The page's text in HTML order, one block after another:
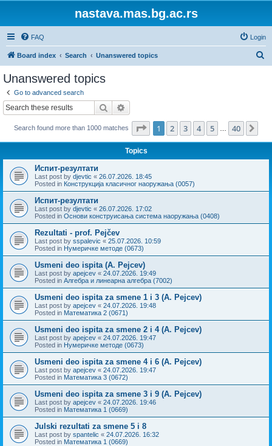
nastava.mas.bg.ac.rs
FAQ Login
Board index Search Unanswered topics
Unanswered topics
Go to advanced search
Search
Search found more than 1000 matches Page 1of 40
1 2 3 4 5 40
Topics
Испит-резултати
Last post by djevtic « 26.07.2026. 18:45
Posted in Конструкција класичног наоружања (0057)
Испит-резултати
Last post by djevtic « 26.07.2026. 17:02
Posted in Основи конструисања система наоружања (0408)
Rezultati - prof. Pejčev
Last post by sspalevic « 25.07.2026. 10:59
Posted in Нумеричке методе (0673)
Usmeni deo ispita (A. Pejcev)
Last post by apejcev « 24.07.2026. 19:49
Posted in Алгебра и линеарна алгебра (7002)
Usmeni deo ispita za smene 1 i 3 (A. Pejcev)
Last post by apejcev « 24.07.2026. 19:48
Posted in Математика 2 (0671)
Usmeni deo ispita za smene 2 i 4 (A. Pejcev)
Last post by apejcev « 24.07.2026. 19:47
Posted in Нумеричке методе (0673)
Usmeni deo ispita za smene 4 i 6 (A. Pejcev)
Last post by apejcev « 24.07.2026. 19:47
Posted in Математика 3 (0672)
Usmeni deo ispita za smene 3 i 9 (A. Pejcev)
Last post by apejcev « 24.07.2026. 19:46
Posted in Математика 1 (0669)
Julski rezultati za smene 5 i 8
Last post by spantelic « 24.07.2026. 16:32
Posted in Математика 1 (0669)